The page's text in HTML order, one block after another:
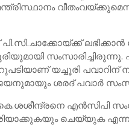
സംസാരിച്ചിരുന്നു.
യച്ചൂരി പവാറിന്
ശരദ് പവാര്‍
എന്‍സിപി
ചെയ്യുക